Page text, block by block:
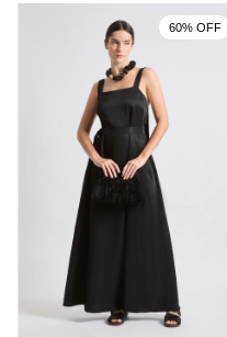
60% OFF